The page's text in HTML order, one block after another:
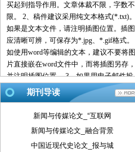
买起到指导作用。文章体裁不限，字数不
限。 2、稿件建议采用纯文本格式(*.txt)。
如果是文本文件，请注明插图位置。插图
应清晰可辨，可保存为*.jpg、*.gif格式。
如使用word等编辑的文本，建议不要将图
片直接嵌在word文件中，而将插图另存，
并注明插图位置。 3、如果用电子邮件投
稿，最好压缩后发送。 4、请使用中文的
标点符号。例如句号为。而不是.。 5、来
稿请注明作者署名(真实姓名、笔名)、详
等，以便联系。 6、我们保留对稿件的增
删权。 7、我们对有一稿多投、剽窃或抄
期刊导读
新闻与传媒论文_“互联网
新闻与传媒论文_融合背景
中国近现代史论文_报与城